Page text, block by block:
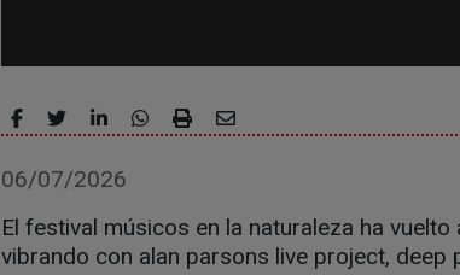
06/07/2026
El festival músicos en la naturaleza ha
vibrando con alan parsons live project,